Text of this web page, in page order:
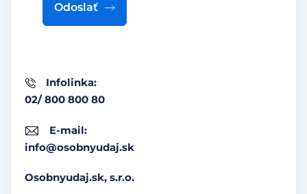
Infolinka:
02/ 800 800 80
E-mail:
info@osobnyudaj.sk
Osobnyudaj.sk, s.r.o.
Odoslať